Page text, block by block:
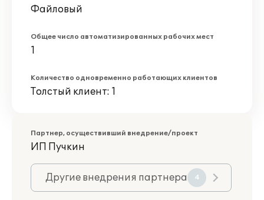
Файловый
Общее число автоматизированных рабочих мест
1
Количество одновременно работающих клиентов
Толстый клиент: 1
Партнер, осуществивший внедрение/проект
ИП Пучкин
Другие внедрения партнера 4